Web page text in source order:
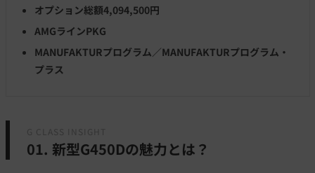
オプション総額4,094,500円
AMGラインPKG
MANUFAKTURプログラム／MANUFAKTURプログラム・
プラス
G CLASS INSIGHT
01. 新型G450Dの魅力とは？